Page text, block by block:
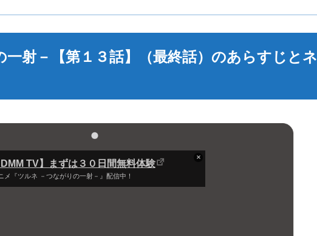
射－【第１３話】（最終話）のあらすじとネ
DMM TV】まずは３０日間無料体験
メ『ツルネ －つながりの一射－』配信中！